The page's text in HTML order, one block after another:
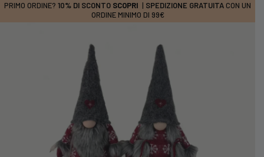
PRIMO ORDINE? 10% DI SCONTO SCOPRI | SPEDIZIONE GRATUITA CON UN
ORDINE MINIMO DI 99€